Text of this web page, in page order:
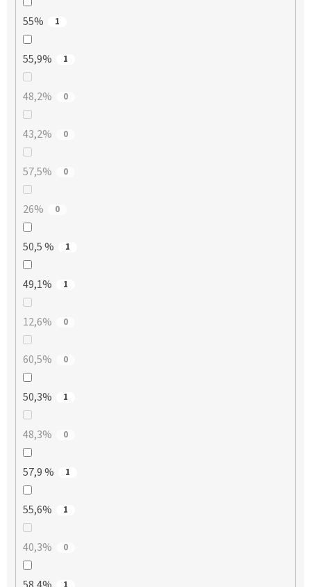
55% 1
55,9% 1
48,2% 0
43,2% 0
57,5% 0
26% 0
50,5 % 1
49,1% 1
12,6% 0
60,5% 0
50,3% 1
48,3% 0
57,9 % 1
55,6% 1
40,3% 0